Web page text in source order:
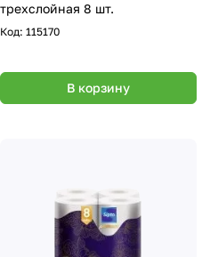
трехслойная 8 шт.
Код: 115170
В корзину